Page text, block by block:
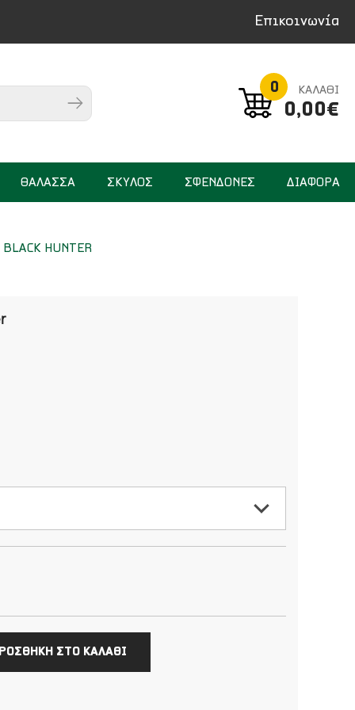
Επικοινωνία
0 ΚΑΛΑΘΙ
0,00€
ΘΑΛΑΣΣΑ ΣΚΥΛΟΣ ΣΦΕΝΔΟΝΕΣ ΔΙΑΦΟΡΑ
HUNTER
ΣΤΟ ΚΑΛΑΘΙ